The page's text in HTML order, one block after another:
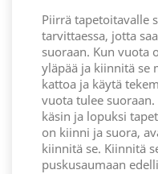
Piirrä tapetoitavalle
tarvittaessa, jotta
suoraan. Kun vuota
yläpää ja kiinnitä se
kattoa ja käytä
vuota tulee
käsin ja lopuksi
on kiinni ja suora,
kiinnitä se. Kiinnitä
puskusaumaan